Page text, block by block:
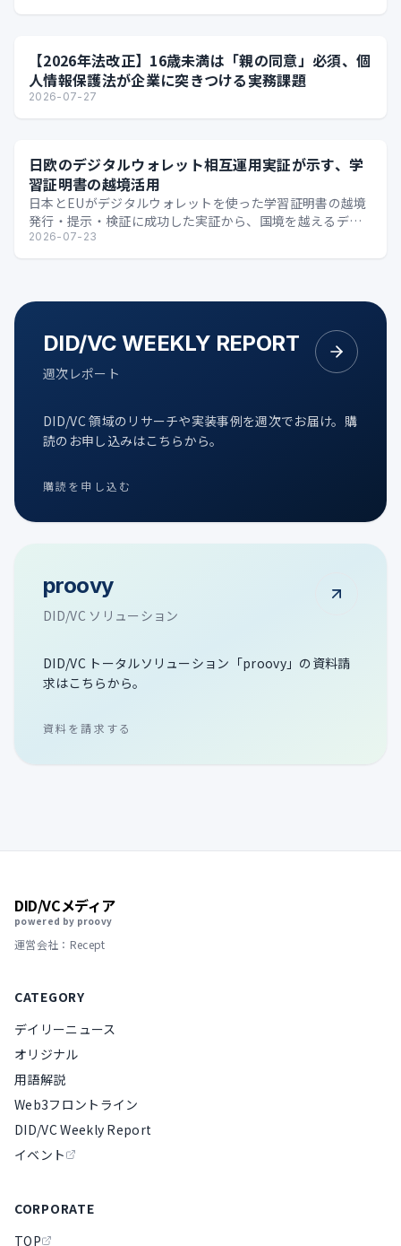
【2026年法改正】16歳未満は「親の同意」必須、個
人情報保護法が企業に突きつける実務課題
2026-07-27
日欧のデジタルウォレット相互運用実証が示す、学
習証明書の越境活用
日本とEUがデジタルウォレットを使った学習証明書の越境
発行・提示・検証に成功した実証から、国境を越えるデジ
タル証明の可能性を整理します。
2026-07-23
DID/VC WEEKLY REPORT
週次レポート
DID/VC 領域のリサーチや実装事例を週次でお届け。購
読のお申し込みはこちらから。
購読を申し込む
proovy
DID/VC ソリューション
DID/VC トータルソリューション「proovy」の資料請
求はこちらから。
資料を請求する
DID/VCメディア
powered by proovy
運営会社：Recept
CATEGORY
デイリーニュース
オリジナル
用語解説
Web3フロントライン
DID/VC Weekly Report
イベント
CORPORATE
TOP